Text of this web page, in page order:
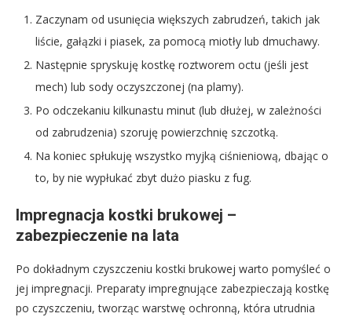
Zaczynam od usunięcia większych zabrudzeń, takich jak
liście, gałązki i piasek, za pomocą miotły lub dmuchawy.
Następnie spryskuję kostkę roztworem octu (jeśli jest
mech) lub sody oczyszczonej (na plamy).
Po odczekaniu kilkunastu minut (lub dłużej, w zależności
od zabrudzenia) szoruję powierzchnię szczotką.
Na koniec spłukuję wszystko myjką ciśnieniową, dbając o
to, by nie wypłukać zbyt dużo piasku z fug.
Impregnacja kostki brukowej –
zabezpieczenie na lata
Po dokładnym czyszczeniu kostki brukowej warto pomyśleć o
jej impregnacji. Preparaty impregnujące zabezpieczają kostkę
po czyszczeniu, tworząc warstwę ochronną, która utrudnia